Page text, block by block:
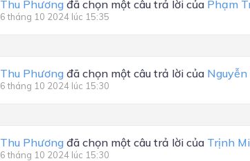
Thu Phương đã chọn một câu trả lời của Phạm
6 tháng 10 2024 lúc 15:35
Thu Phương đã chọn một câu trả lời của
6 tháng 10 2024 lúc 15:30
Thu Phương đã chọn một câu trả lời của Trịnh
6 tháng 10 2024 lúc 15:30